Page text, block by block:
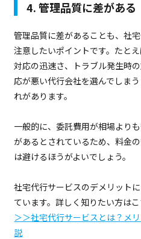
4. 管理品質に差がある
管理品質に差があることも、社
注意したいポイントです。たと
対応の迅速さ、トラブル発生時
応が悪い代行会社を選んでしま
れがあります。
一般的に、委託費用が相場より
があるとされているため、料金
は避けるほうがよいでしょう。
社宅代行サービスのデメリット
ています。詳しく知りたい方は
＞＞社宅代行サービスとは？メ
説